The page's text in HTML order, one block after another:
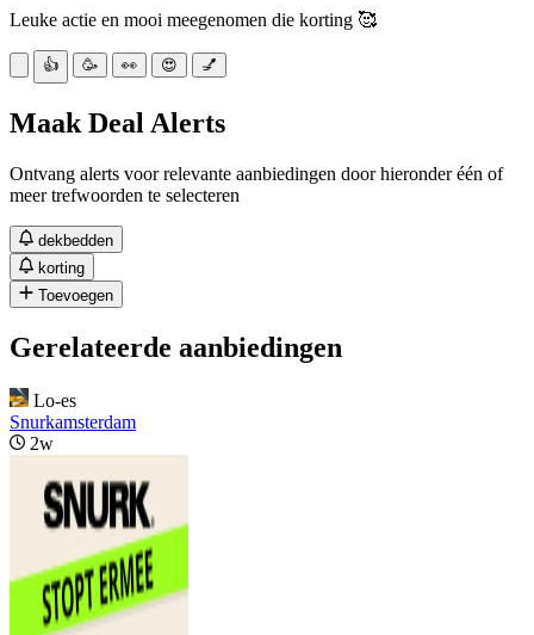
Leuke actie en mooi meegenomen die korting 🥰
👍 🥳 👀 😍 💅
Maak Deal Alerts
Ontvang alerts voor relevante aanbiedingen door hieronder één of
meer trefwoorden te selecteren
dekbedden
korting
Toevoegen
Gerelateerde aanbiedingen
Lo-es
Snurkamsterdam
2w